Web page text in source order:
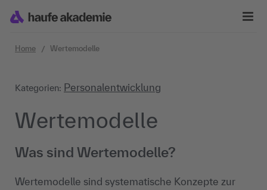
Home Wertemodelle
Kategorien: Personalentwicklung
Wertemodelle
Was sind Wertemodelle?
Wertemodelle sind systematische Konzepte zur